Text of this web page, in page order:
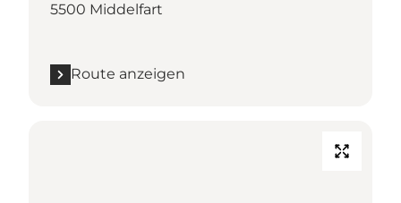
5500 Middelfart
Route anzeigen